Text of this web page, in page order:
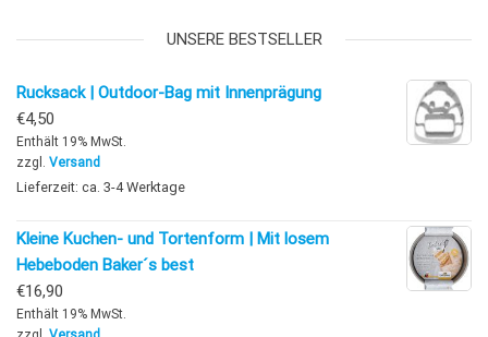
UNSERE BESTSELLER
Rucksack | Outdoor-Bag mit Innenprägung
€4,50
Enthält 19% MwSt.
zzgl. Versand
Lieferzeit: ca. 3-4 Werktage
Kleine Kuchen- und Tortenform | Mit losem
Hebeboden Baker´s best
€16,90
Enthält 19% MwSt.